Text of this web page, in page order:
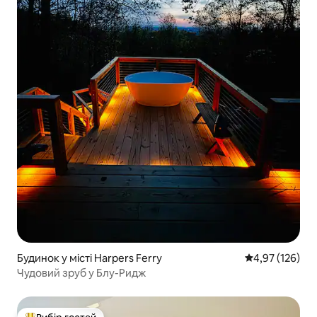
Будинок у місті Harpers Ferry Середня
4,97 (126)
Чудовий зруб у Блу-Ридж